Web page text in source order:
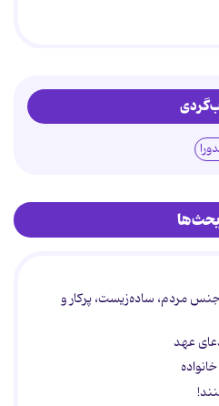
مردم، ساده‌زیست، پرکار و
عهد